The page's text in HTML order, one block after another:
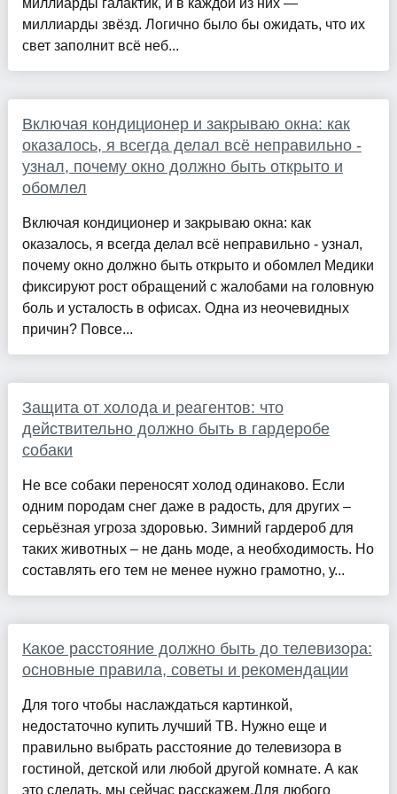
миллиарды галактик, и в каждой из них —
миллиарды звёзд. Логично было бы ожидать, что их
свет заполнит всё неб...
Включая кондиционер и закрываю окна: как
оказалось, я всегда делал всё неправильно -
узнал, почему окно должно быть открыто и
обомлел
Включая кондиционер и закрываю окна: как
оказалось, я всегда делал всё неправильно - узнал,
почему окно должно быть открыто и обомлел Медики
фиксируют рост обращений с жалобами на головную
боль и усталость в офисах. Одна из неочевидных
причин? Повсе...
Защита от холода и реагентов: что
действительно должно быть в гардеробе
собаки
Не все собаки переносят холод одинаково. Если
одним породам снег даже в радость, для других –
серьёзная угроза здоровью. Зимний гардероб для
таких животных – не дань моде, а необходимость. Но
составлять его тем не менее нужно грамотно, у...
Какое расстояние должно быть до телевизора:
основные правила, советы и рекомендации
Для того чтобы наслаждаться картинкой,
недостаточно купить лучший ТВ. Нужно еще и
правильно выбрать расстояние до телевизора в
гостиной, детской или любой другой комнате. А как
это сделать, мы сейчас расскажем.Для любого